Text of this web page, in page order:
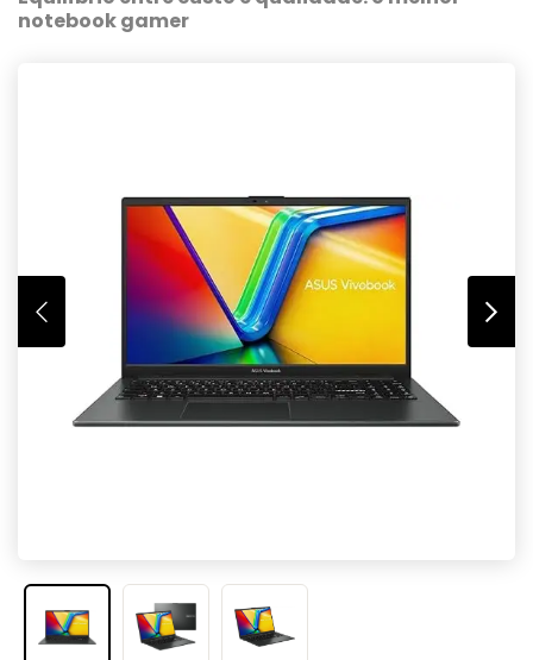
notebook gamer